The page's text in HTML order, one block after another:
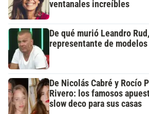
ventanales increíbles
De qué murió Leandro
representante de modelos
De Nicolás Cabré y Rocío
Rivero: los famosos
slow deco para sus casas